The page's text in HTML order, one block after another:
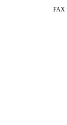
FAX